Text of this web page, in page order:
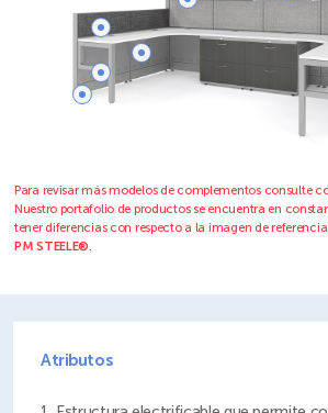
Para revisar más modelos de complementos consulte
Nuestro portafolio de productos se encuentra en
tener diferencias con respecto a la imagen de referencia.
PM STEELE®
Atributos